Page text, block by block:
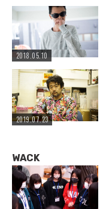
2018.05.10
2019.07.23
WACK